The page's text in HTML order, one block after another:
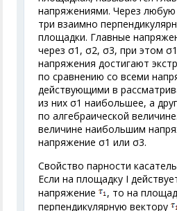
напряжениями. Через любую
три взаимно
площадки. Главные
через σ1 , σ2, σ3, при этом σ
напряжения достигают
по сравнению со всеми
действующими в
из них σ1 наибольшее, а
по алгебраической
величине наибольшим
напряжение σ1 или σ3.
Свойство парности
Если на площадку I
напряжение
, то на
перпендикулярную вектору